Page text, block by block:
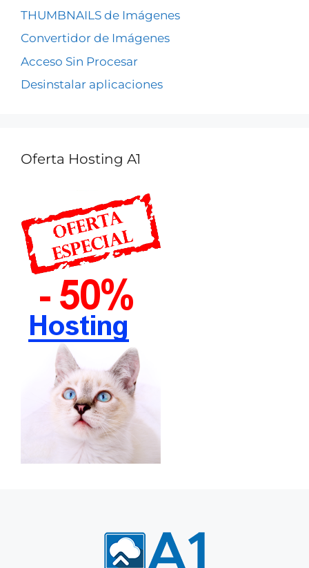
THUMBNAILS de Imágenes
Convertidor de Imágenes
Acceso Sin Procesar
Desinstalar aplicaciones
Oferta Hosting A1